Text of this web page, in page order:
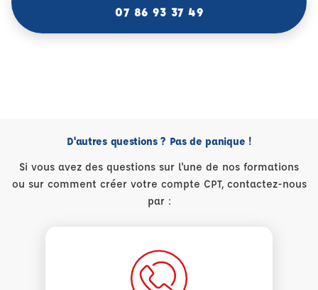
07 86 93 37 49
D'autres questions ? Pas de panique !
Si vous avez des questions sur l'une de nos formations
ou sur comment créer votre compte CPT, contactez-nous
par :